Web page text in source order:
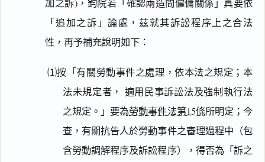
加之訴)，鈞院若「確認兩造間僱傭關係」真要依
「追加之訴」論處，茲就其訴訟程序上之合法
性，再予補充說明如下：
⑴按「有關勞動事件之處理，依本法之規定；本
法未規定者， 適用民事訴訟法及強制執行法
之規定。」要為勞動事件法第15條所明定；今
查，有關抗告人於勞動事件之審理過程中（包
含勞動調解程序及訴訟程序），得否為「訴之